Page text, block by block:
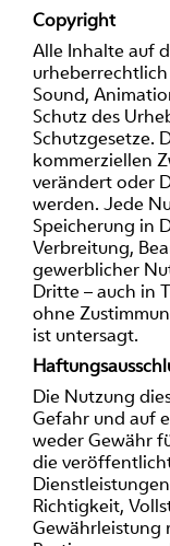
Copyright
Alle Inhalte auf
Sound,
Schutz des
Schutzgesetze.
kommerziellen
verändert oder
werden. Jede
Speicherung in
Verbreitung,
gewerblicher
Dritte – auch in
ohne
ist untersagt.
Die Nutzung
Gefahr und auf
weder Gewähr
die
Richtigkeit,
Gewährleistung